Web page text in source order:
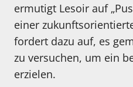
ermutigt Lesoir auf
einer
fordert dazu auf, es
zu versuchen, um ein
erzielen.